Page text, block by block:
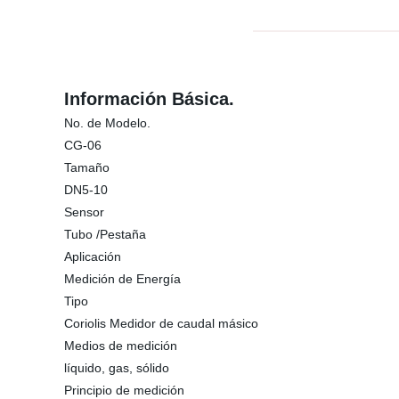
Información Básica.
No. de Modelo.
CG-06
Tamaño
DN5-10
Sensor
Tubo /Pestaña
Aplicación
Medición de Energía
Tipo
Coriolis Medidor de caudal másico
Medios de medición
líquido, gas, sólido
Principio de medición